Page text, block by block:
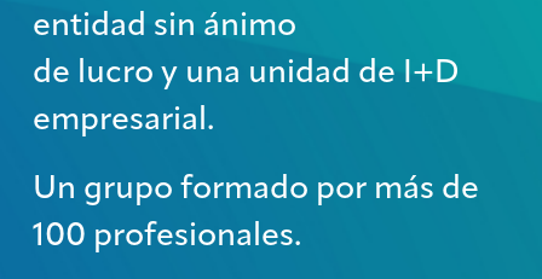
entidad sin ánimo
de lucro y una unidad de I+D
empresarial.
Un grupo formado por más de
100 profesionales.